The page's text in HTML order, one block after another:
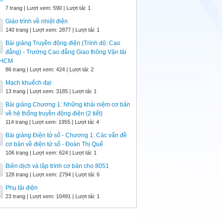
7 trang | Lượt xem: 590 | Lượt tải: 1
Giáo trình về nhiệt điện
140 trang | Lượt xem: 2877 | Lượt tải: 1
Bài giảng Truyền động điện (Trình độ: Cao
đẳng) - Trường Cao đẳng Giao thông Vận tải
86 trang | Lượt xem: 424 | Lượt tải: 2
Mạch khuếch đại
13 trang | Lượt xem: 3185 | Lượt tải: 1
Bài giảng Chương 1: Những khái niệm cơ bản
về hệ thống truyền động điện (2 tiết)
114 trang | Lượt xem: 1955 | Lượt tải: 4
Bài giảng Điện tử số - Chương 1: Các vấn đề
cơ bản về điện tử số - Đoàn Thị Quế
106 trang | Lượt xem: 624 | Lượt tải: 1
Biên dịch và lập trình cơ bản cho 8051
128 trang | Lượt xem: 2794 | Lượt tải: 6
Phụ tải điện
23 trang | Lượt xem: 10491 | Lượt tải: 1